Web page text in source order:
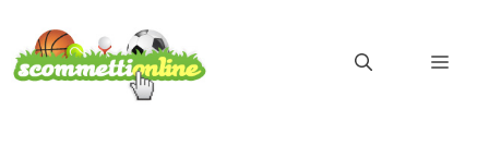
contenuto